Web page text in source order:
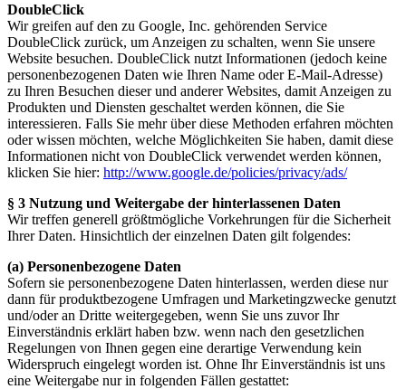
DoubleClick
Wir greifen auf den zu Google, Inc. gehörenden Service
DoubleClick zurück, um Anzeigen zu schalten, wenn Sie unsere
Website besuchen. DoubleClick nutzt Informationen (jedoch keine
personenbezogenen Daten wie Ihren Name oder E-Mail-Adresse)
zu Ihren Besuchen dieser und anderer Websites, damit Anzeigen zu
Produkten und Diensten geschaltet werden können, die Sie
interessieren. Falls Sie mehr über diese Methoden erfahren möchten
oder wissen möchten, welche Möglichkeiten Sie haben, damit diese
Informationen nicht von DoubleClick verwendet werden können,
klicken Sie hier: http://www.google.de/policies/privacy/ads/
§ 3 Nutzung und Weitergabe der hinterlassenen Daten
Wir treffen generell größtmögliche Vorkehrungen für die Sicherheit
Ihrer Daten. Hinsichtlich der einzelnen Daten gilt folgendes:
(a) Personenbezogene Daten
Sofern sie personenbezogene Daten hinterlassen, werden diese nur
dann für produktbezogene Umfragen und Marketingzwecke genutzt
und/oder an Dritte weitergegeben, wenn Sie uns zuvor Ihr
Einverständnis erklärt haben bzw. wenn nach den gesetzlichen
Regelungen von Ihnen gegen eine derartige Verwendung kein
Widerspruch eingelegt worden ist. Ohne Ihr Einverständnis ist uns
eine Weitergabe nur in folgenden Fällen gestattet: